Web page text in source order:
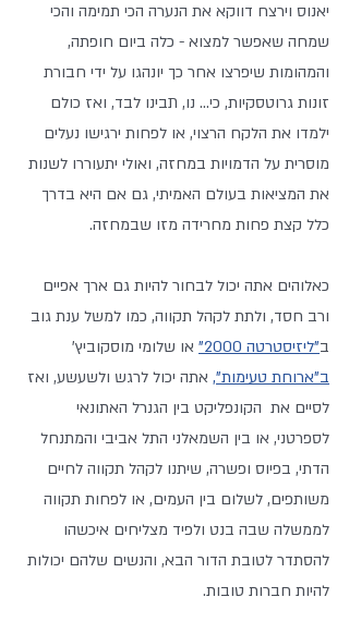
יאנוס וירצח דווקא את הנערה הכי תמימה והכי
שמחה שאפשר למצוא - כלה ביום חופתה,
והמהומות שיפרצו אחר כך יונהגו על ידי חבורת
זונות גרוטסקיות, כי... נו, תבינו לבד, ואז כולם
ילמדו את הלקח הרצוי, או לפחות ירגישו נעלים
מוסרית על הדמויות במחזה, ואולי יתעוררו לשנות
את המציאות בעולם האמיתי, גם אם היא בדרך
כלל קצת פחות מחרידה מזו שבמחזה.
כאלוהים אתה יכול לבחור להיות גם ארך אפיים
ורב חסד, ולתת לקהל תקווה, כמו למשל ענת גוב
ב"ליזיסטרטה 2000"
או שלומי מוסקוביץ'
ב"ארוחת טעימות", אתה יכול לרגש ולשעשע, ואז
לסיים את  הקונפליקט בין הגנרל האתונאי
לספרטני, או בין השמאלני התל אביבי והמתנחל
הדתי, בפיוס ופשרה, שיתנו לקהל תקווה לחיים
משותפים, לשלום בין העמים, או לפחות תקווה
לממשלה שבה בנט ולפיד מצליחים איכשהו
להסתדר לטובת הדור הבא, והנשים שלהם יכולות
להיות חברות טובות.